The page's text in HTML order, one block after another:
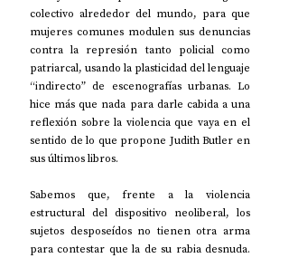
colectivo alrededor del mundo, para que
mujeres comunes modulen sus denuncias
contra la represión tanto policial como
patriarcal, usando la plasticidad del lenguaje
“indirecto” de escenografías urbanas. Lo
hice más que nada para darle cabida a una
reflexión sobre la violencia que vaya en el
sentido de lo que propone Judith Butler en
sus últimos libros.
Sabemos que, frente a la violencia
estructural del dispositivo neoliberal, los
sujetos desposeídos no tienen otra arma
para contestar que la de su rabia desnuda.